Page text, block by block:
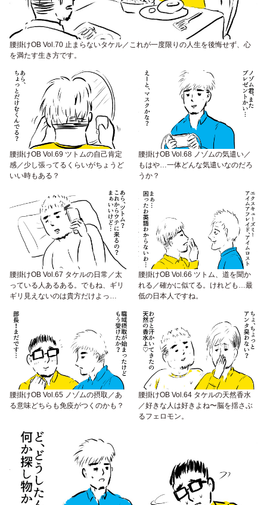
腰掛けOB Vol.70 止まらないタケル／これが一度限りの人生を後悔せず、心
を満たす生き方です。
腰掛けOB Vol.69 ツトムの自己肯定
感／少し張ってるくらいがちょうど
いい時もある？
腰掛けOB Vol.68 ノゾムの気遣い／
もはや…一体どんな気遣いなのだろ
うか？
腰掛けOB Vol.67 タケルの日常／太
っている人あるある。でもね、ギリ
ギリ見えないのは貴方だけよっ
腰掛けOB Vol.66 ツトム、道を聞か
れる／確かに似てる。けれども…最
低の日本人ですね。
腰掛けOB Vol.65 ノゾムの摂取／あ
る意味どちらも免疫がつくのかも？
腰掛けOB Vol.64 タケルの天然香水
／好きな人は好きよね〜脳を揺さぶ
るフェロモン。